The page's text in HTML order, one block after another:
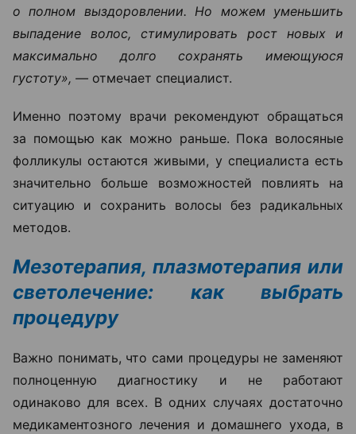
о полном выздоровлении. Но можем уменьшить
выпадение волос, стимулировать рост новых и
максимально долго сохранять имеющуюся
густоту», — отмечает специалист.
Именно поэтому врачи рекомендуют обращаться
за помощью как можно раньше. Пока волосяные
фолликулы остаются живыми, у специалиста есть
значительно больше возможностей повлиять на
ситуацию и сохранить волосы без радикальных
методов.
Мезотерапия, плазмотерапия или
светолечение: как выбрать
процедуру
Важно понимать, что сами процедуры не заменяют
полноценную диагностику и не работают
одинаково для всех. В одних случаях достаточно
медикаментозного лечения и домашнего ухода, в